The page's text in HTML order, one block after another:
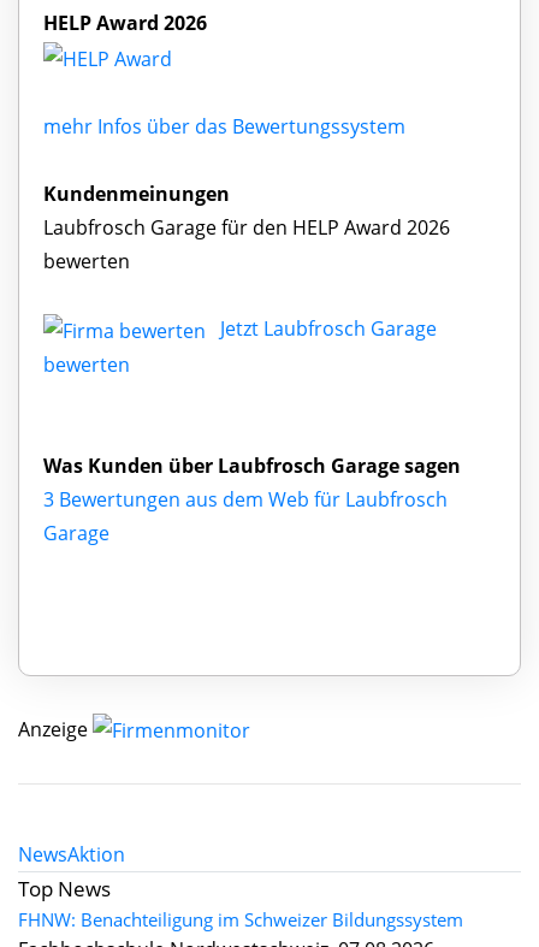
HELP Award 2026
mehr Infos über das Bewertungssystem
Kundenmeinungen
Laubfrosch Garage für den HELP Award 2026
bewerten
Jetzt Laubfrosch Garage
bewerten
Was Kunden über Laubfrosch Garage sagen
3 Bewertungen aus dem Web für Laubfrosch
Garage
Anzeige
NewsAktion
Top News
FHNW: Benachteiligung im Schweizer Bildungssystem